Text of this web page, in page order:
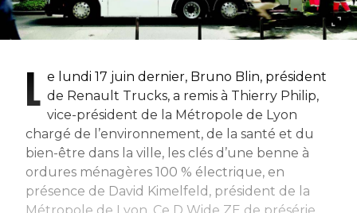
L e lundi 17 juin dernier, Bruno Blin, président
de Renault Trucks, a remis à Thierry Philip,
vice-président de la Métropole de Lyon
chargé de l’environnement, de la santé et du
bien-être dans la ville, les clés d’une benne à
ordures ménagères 100 % électrique, en
présence de David Kimelfeld, président de la